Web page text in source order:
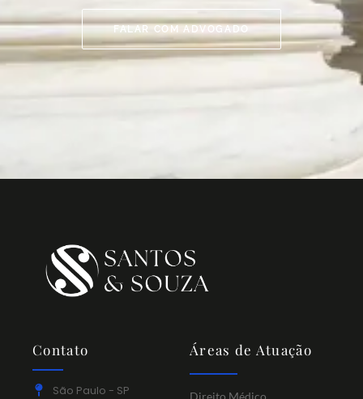
FALAR COM ADVOGADO
Contato
São Paulo - SP
Áreas de Atuação
Direito Médico